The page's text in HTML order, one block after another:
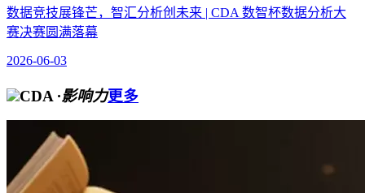
数据竞技展锋芒，智汇分析创未来 | CDA 数智杯数据分析大
赛决赛圆满落幕
2026-06-03
CDA ·影响力更多